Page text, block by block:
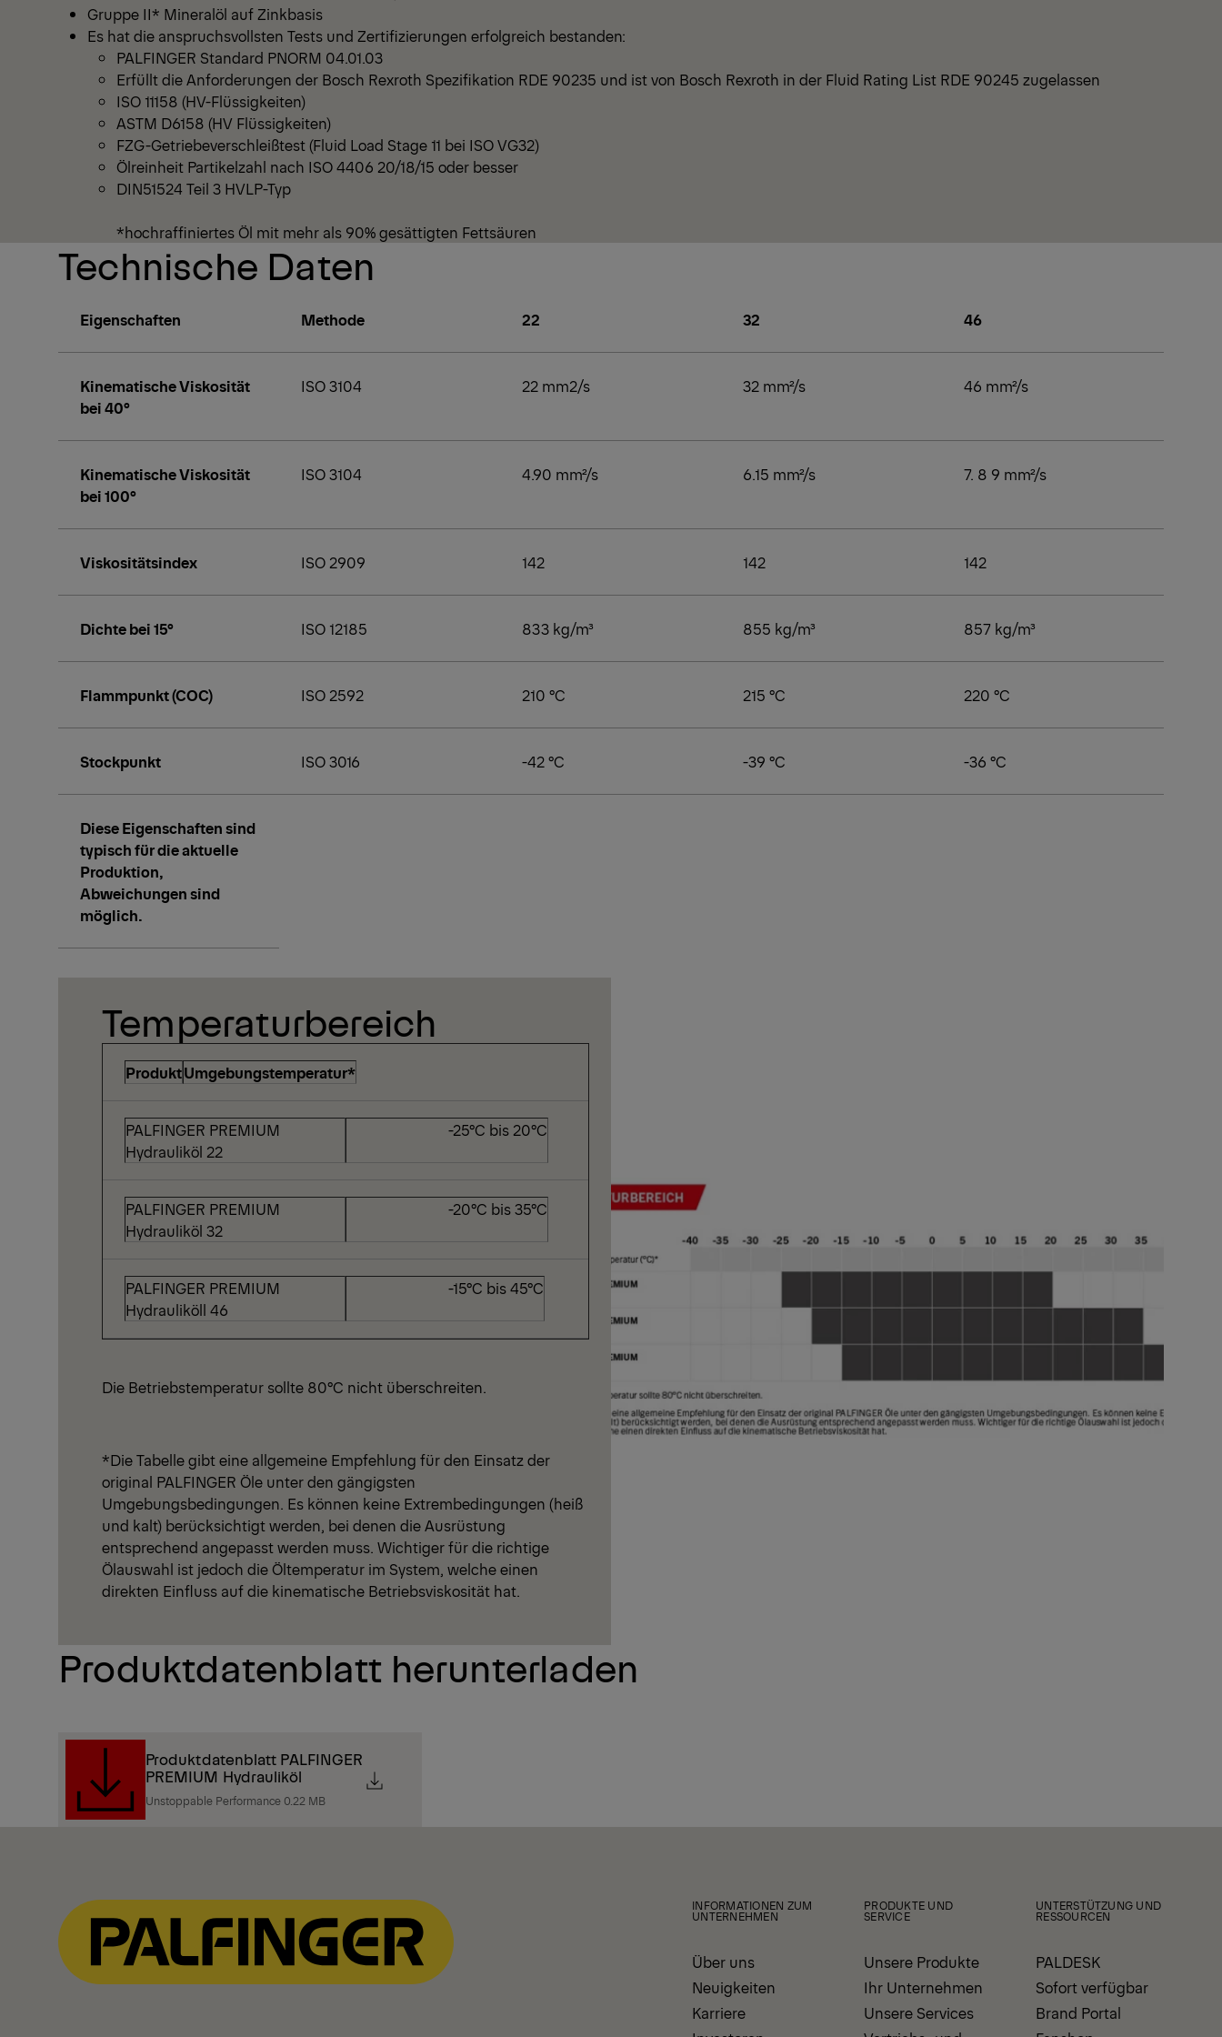
Gruppe II* Mineralöl auf Zinkbasis
Es hat die anspruchsvollsten Tests und Zertifizierungen erfolgreich bestanden:
PALFINGER Standard PNORM 04.01.03
Erfüllt die Anforderungen der Bosch Rexroth Spezifikation RDE 90235 und ist von Bosch Rexroth in der Fluid Rating List RDE 90245 zugelassen
ISO 11158 (HV-Flüssigkeiten)
ASTM D6158 (HV Flüssigkeiten)
FZG-Getriebeverschleißtest (Fluid Load Stage 11 bei ISO VG32)
Ölreinheit Partikelzahl nach ISO 4406 20/18/15 oder besser
DIN51524 Teil 3 HVLP-Typ
*hochraffiniertes Öl mit mehr als 90% gesättigten Fettsäuren
Technische Daten
Eigenschaften Methode 22 32 46
Kinematische Viskosität
bei 40°
ISO 3104 22 mm2/s 32 mm²/s 46 mm²/s
Kinematische Viskosität
bei 100°
ISO 3104 4.90 mm²/s 6.15 mm²/s 7. 8 9 mm²/s
Viskositätsindex ISO 2909 142 142 142
Dichte bei 15° ISO 12185 833 kg/m³ 855 kg/m³ 857 kg/m³
Flammpunkt (COC) ISO 2592 210 °C 215 °C 220 °C
Stockpunkt ISO 3016 -42 °C -39 °C -36 °C
Diese Eigenschaften sind
typisch für die aktuelle
Produktion,
Abweichungen sind
möglich.
Temperaturbereich
ProduktUmgebungstemperatur*
PALFINGER PREMIUM
Hydrauliköl 22
-25°C bis 20°C
PALFINGER PREMIUM
Hydrauliköl 32
-20°C bis 35°C
PALFINGER PREMIUM
Hydrauliköll 46
-15°C bis 45°C
Die Betriebstemperatur sollte 80°C nicht überschreiten.
*Die Tabelle gibt eine allgemeine Empfehlung für den Einsatz der
original PALFINGER Öle unter den gängigsten
Umgebungsbedingungen. Es können keine Extrembedingungen (heiß
und kalt) berücksichtigt werden, bei denen die Ausrüstung
entsprechend angepasst werden muss. Wichtiger für die richtige
Ölauswahl ist jedoch die Öltemperatur im System, welche einen
direkten Einfluss auf die kinematische Betriebsviskosität hat.
Produktdatenblatt herunterladen
Produktdatenblatt PALFINGER
PREMIUM Hydrauliköl
Unstoppable Performance 0.22 MB
INFORMATIONEN ZUM
UNTERNEHMEN
Über uns
Neuigkeiten
Karriere
PRODUKTE UND
SERVICE
Unsere Produkte
Ihr Unternehmen
Unsere Services
UNTERSTÜTZUNG UND
RESSOURCEN
PALDESK
Sofort verfügbar
Brand Portal